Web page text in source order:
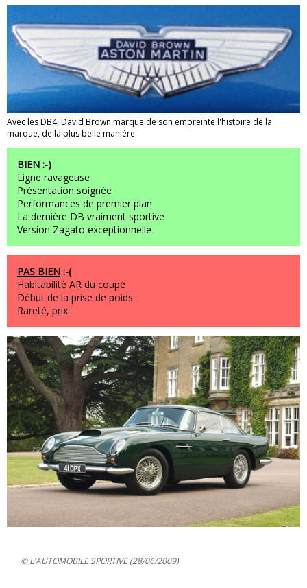
Avec les DB4, David Brown marque de son empreinte l'histoire de la
marque, de la plus belle manière.
BIEN :-)
Ligne ravageuse
Présentation soignée
Performances de premier plan
La dernière DB vraiment sportive
Version Zagato exceptionnelle
PAS BIEN :-(
Habitabilité AR du coupé
Début de la prise de poids
Rareté, prix...
© L'AUTOMOBILE SPORTIVE (28/06/2009)